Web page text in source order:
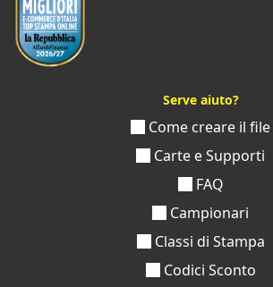
Serve aiuto?
Come creare il file
Carte e Supporti
FAQ
Campionari
Classi di Stampa
Codici Sconto